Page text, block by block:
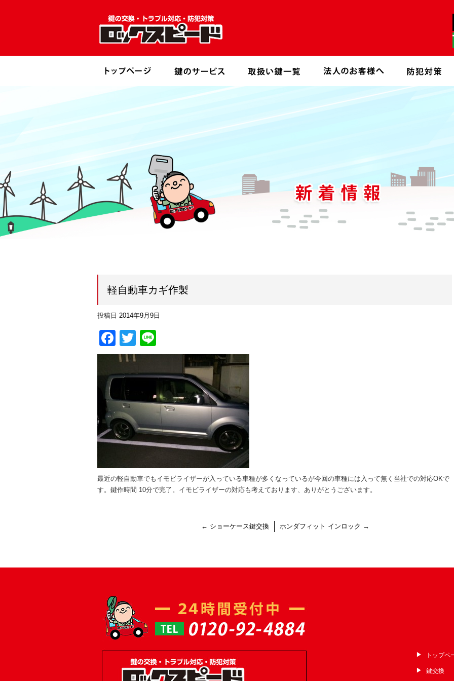
軽自動車カギ作製
投稿日 2014年9月9日
Facebook
Twitter
最近の軽自動車でもイモビライザーが入っている車種が多くなっているが今回の車種には入って無く当社での対応OKで
す。鍵作時間 10分で完了。イモビライザーの対応も考えております、ありがとうございます。
← ショーケース鍵交換 ホンダフィット インロック →
トップペ
鍵交換